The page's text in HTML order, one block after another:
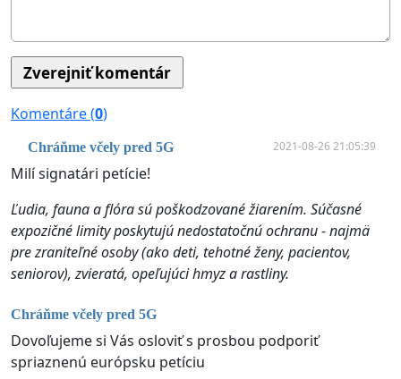
Komentáre (0)
Chráňme včely pred 5G 2021-08-26 21:05:39
Milí signatári petície!
Ľudia, fauna a flóra sú poškodzované žiarením. Súčasné
expozičné limity poskytujú nedostatočnú ochranu - najmä
pre zraniteľné osoby (ako deti, tehotné ženy, pacientov,
seniorov), zvieratá, opeľujúci hmyz a rastliny.
Chráňme včely pred 5G
Dovoľujeme si Vás osloviť s prosbou podporiť
spriaznenú európsku petíciu